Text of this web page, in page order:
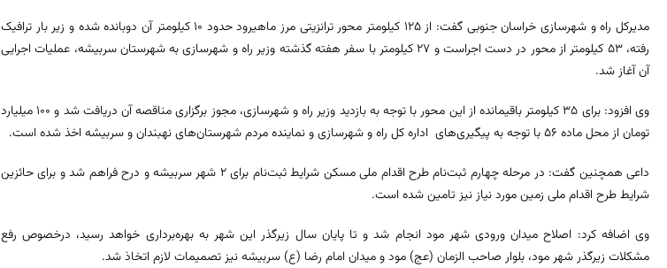
مدیرکل راه و شهرسازی خراسان جنوبی گفت: از ۱۲۵ کیلومتر محور ترانزیتی مرز ماهیرود حدود ۱۰ کیلومتر آن دوبانده شده و زیر بار ترافیک
رفته، ۵۳ کیلومتر از محور در دست اجراست و ۲۷ کیلومتر با سفر هفته گذشته وزیر راه و شهرسازی به شهرستان سربیشه، عملیات اجرایی
آن آغاز شد.
وی افزود: برای ۳۵ کیلومتر باقیمانده از این محور با توجه به بازدید وزیر راه و شهرسازی، مجوز برگزاری مناقصه آن دریافت شد و ۱۰۰ میلیارد
تومان از محل ماده ۵۶ با توجه به پیگیری‌های اداره کل راه و شهرسازی و نماینده مردم شهرستان‌های نهبندان و سربیشه اخذ شده است.
داعی همچنین گفت: در مرحله چهارم ثبت‌نام طرح اقدام ملی مسکن شرایط ثبت‌نام برای ۲ شهر سربیشه و درح فراهم شد و برای حائزین
شرایط طرح اقدام ملی زمین مورد نیاز نیز تامین شده است.
وی اضافه کرد: اصلاح میدان ورودی شهر مود انجام شد و تا پایان سال زیرگذر این شهر به بهره‌برداری خواهد رسید، درخصوص رفع
مشکلات زیرگذر شهر مود، بلوار صاحب الزمان (عج) مود و میدان امام رضا (ع) سربیشه نیز تصمیمات لازم اتخاذ شد.